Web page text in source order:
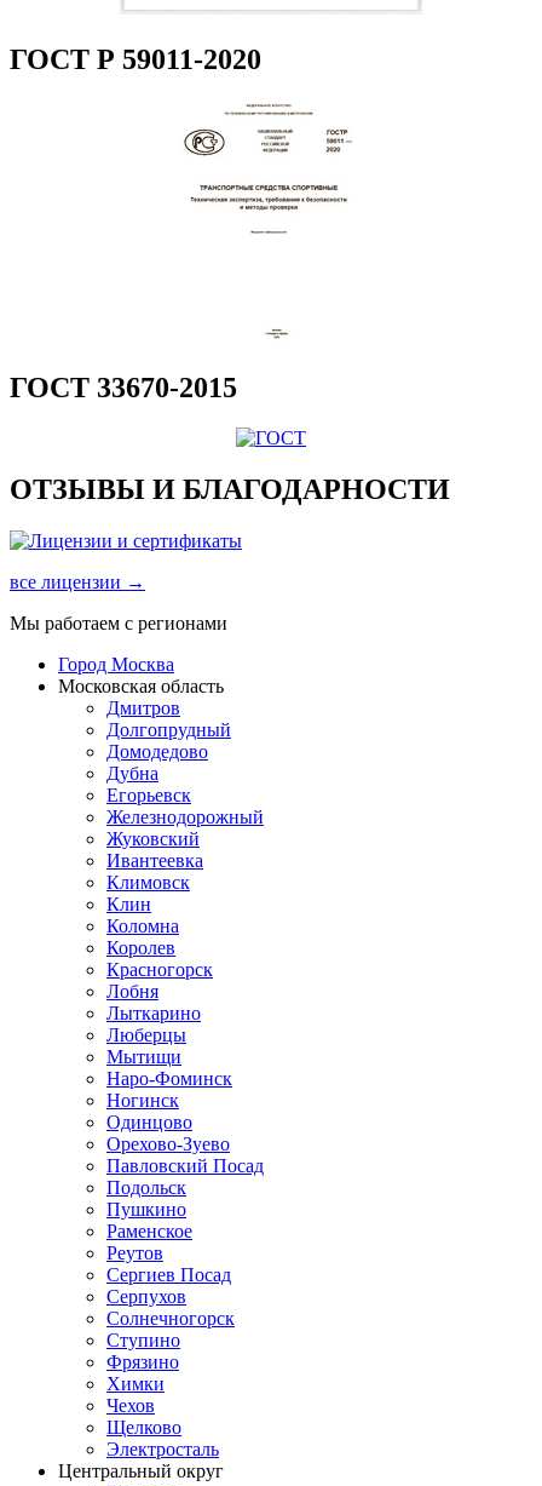
ГОСТ Р 59011-2020
ГОСТ 33670-2015
ОТЗЫВЫ И БЛАГОДАРНОСТИ
все лицензии →
Мы работаем с регионами
Город Москва
Московская область
Дмитров
Долгопрудный
Домодедово
Дубна
Егорьевск
Железнодорожный
Жуковский
Ивантеевка
Климовск
Клин
Коломна
Королев
Красногорск
Лобня
Лыткарино
Люберцы
Мытищи
Наро-Фоминск
Ногинск
Одинцово
Орехово-Зуево
Павловский Посад
Подольск
Пушкино
Раменское
Реутов
Сергиев Посад
Серпухов
Солнечногорск
Ступино
Фрязино
Химки
Чехов
Щелково
Электросталь
Центральный округ